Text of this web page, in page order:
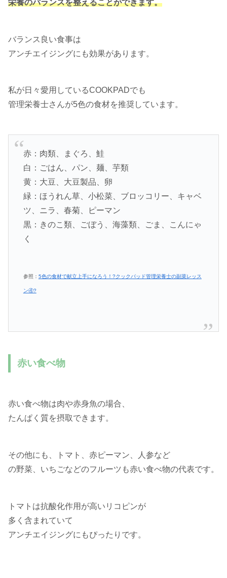
栄養のバランスを整えることができます。
バランス良い食事は
アンチエイジングにも効果があります。
私が日々愛用しているCOOKPADでも
管理栄養士さんが5色の食材を推奨しています。
赤：肉類、まぐろ、鮭
白：ごはん、パン、麺、芋類
黄：大豆、大豆製品、卵
緑：ほうれん草、小松菜、ブロッコリー、キャベ
ツ、ニラ、春菊、ピーマン
黒：きのこ類、ごぼう、海藻類、ごま、こんにゃ
く
参照： 5色の食材で献立上手になろう！?クックパッド管理栄養士の副菜レッス
ン④?
赤い食べ物
赤い食べ物は肉や赤身魚の場合、
たんぱく質を摂取できます。
その他にも、トマト、赤ピーマン、人参など
の野菜、いちごなどのフルーツも赤い食べ物の代表です。
トマトは抗酸化作用が高いリコピンが
多く含まれていて
アンチエイジングにもぴったりです。